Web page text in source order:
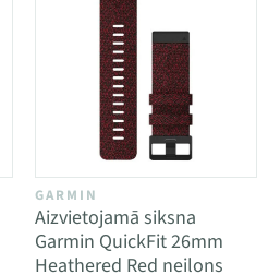
GARMIN
Aizvietojamā siksna
Garmin QuickFit 26mm
Heathered Red neilons